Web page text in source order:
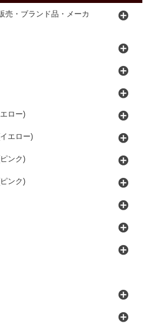
売・ブランド品・メーカ
ロー)
エロー)
ンク)
ンク)